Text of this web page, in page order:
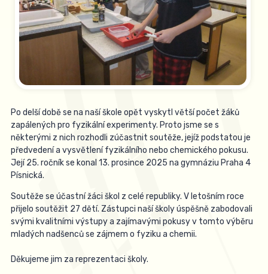
Po delší době se na naší škole opět vyskytl větší počet žáků
zapálených pro fyzikální experimenty. Proto jsme se s
některými z nich rozhodli zúčastnit soutěže, jejíž podstatou je
předvedení a vysvětlení fyzikálního nebo chemického pokusu.
Její 25. ročník se konal 13. prosince 2025 na gymnáziu Praha 4
Písnická.
Soutěže se účastní žáci škol z celé republiky. V letošním roce
přijelo soutěžit 27 dětí. Zástupci naší školy úspěšně zabodovali
svými kvalitními výstupy a zajímavými pokusy v tomto výběru
mladých nadšenců se zájmem o fyziku a chemii.
Děkujeme jim za reprezentaci školy.